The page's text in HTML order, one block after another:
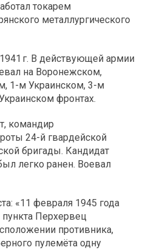
токарем
металлургического
г. В действующей армии
на Воронежском,
1-м Украинском, 3-м
фронтах.
командир
24-й гвардейской
бригады. Кандидат
легко ранен. Воевал
«11 февраля 1945 года
пункта Перхервец
противника,
пулемёта одну